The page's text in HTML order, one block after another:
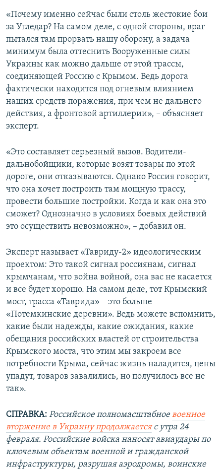
«Почему именно сейчас были столь жестокие бои
за Угледар? На самом деле, с одной стороны, враг
пытался там прорвать нашу оборону, а задача
минимум была оттеснить Вооруженные силы
Украины как можно дальше от этой трассы,
соединяющей Россию с Крымом. Ведь дорога
фактически находится под огневым влиянием
наших средств поражения, при чем не дальнего
действия, а фронтовой артиллерии», – объясняет
эксперт.
«Это составляет серьезный вызов. Водители-
дальнобойщики, которые возят товары по этой
дороге, они отказываются. Однако Россия говорит,
что она хочет построить там мощную трассу,
провести большие постройки. Когда и как она это
сможет? Однозначно в условиях боевых действий
это осуществить невозможно», – добавил он.
Эксперт называет «Тавриду-2» идеологическим
проектом: Это такой сигнал россиянам, сигнал
крымчанам, что война войной, она вас не касается
и все будет хорошо. На самом деле, тот Крымский
мост, трасса «Таврида» – это больше
«Потемкинские деревни». Ведь можете вспомнить,
какие были надежды, какие ожидания, какие
обещания российских властей от строительства
Крымского моста, что этим мы закроем все
потребности Крыма, сейчас жизнь наладится, цены
упадут, товаров завалились, но получилось все не
так».
СПРАВКА: Российское полномасштабноевоенное
вторжение в Украину продолжаетсяс утра 24
февраля. Российские войска наносят авиаудары по
ключевым объектам военной и гражданской
инфраструктуры, разрушая аэродромы, воинские